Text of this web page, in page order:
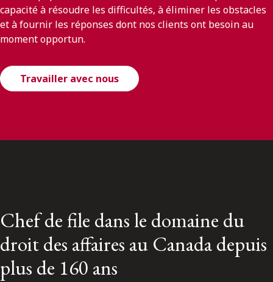
capacité à résoudre les difficultés, à éliminer les obstacles
et à fournir les réponses dont nos clients ont besoin au
moment opportun.
Travailler avec nous
Chef de file dans le domaine du
droit des affaires au Canada depuis
plus de 160 ans